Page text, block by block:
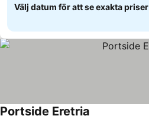
Välj datum för att se exakta priser
Portside Eretria